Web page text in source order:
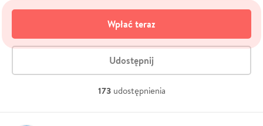
Wpłać teraz
Udostępnij
173 udostępnienia